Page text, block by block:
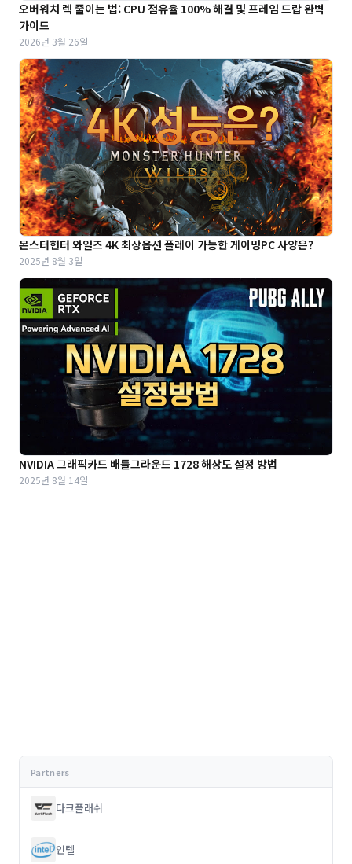
오버워치 렉 줄이는 법: CPU 점유율 100% 해결 및 프레임 드랍 완벽
가이드
2026년 3월 26일
몬스터헌터 와일즈 4K 최상옵션 플레이 가능한 게이밍PC 사양은?
2025년 8월 3일
NVIDIA 그래픽카드 배틀그라운드 1728 해상도 설정 방법
2025년 8월 14일
다크플래쉬
인텔